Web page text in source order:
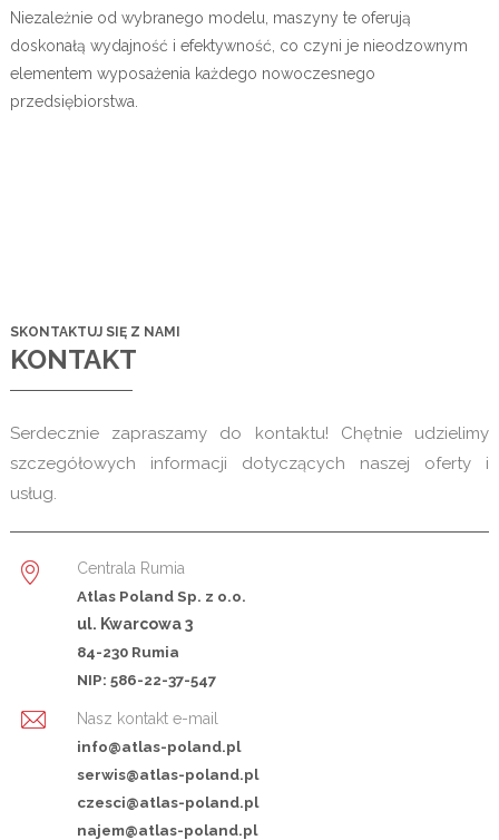
Niezależnie od wybranego modelu, maszyny te oferują
doskonałą wydajność i efektywność, co czyni je nieodzownym
elementem wyposażenia każdego nowoczesnego
przedsiębiorstwa.
KONTAKT
SKONTAKTUJ SIĘ Z NAMI
Serdecznie zapraszamy do kontaktu! Chętnie udzielimy
szczegółowych informacji dotyczących naszej oferty i
usług.
Centrala Rumia
Atlas Poland Sp. z o.o.
ul. Kwarcowa 3
84-230 Rumia
NIP: 586-22-37-547
Nasz kontakt e-mail
info@atlas-poland.pl
serwis@atlas-poland.pl
czesci@atlas-poland.pl
najem@atlas-poland.pl